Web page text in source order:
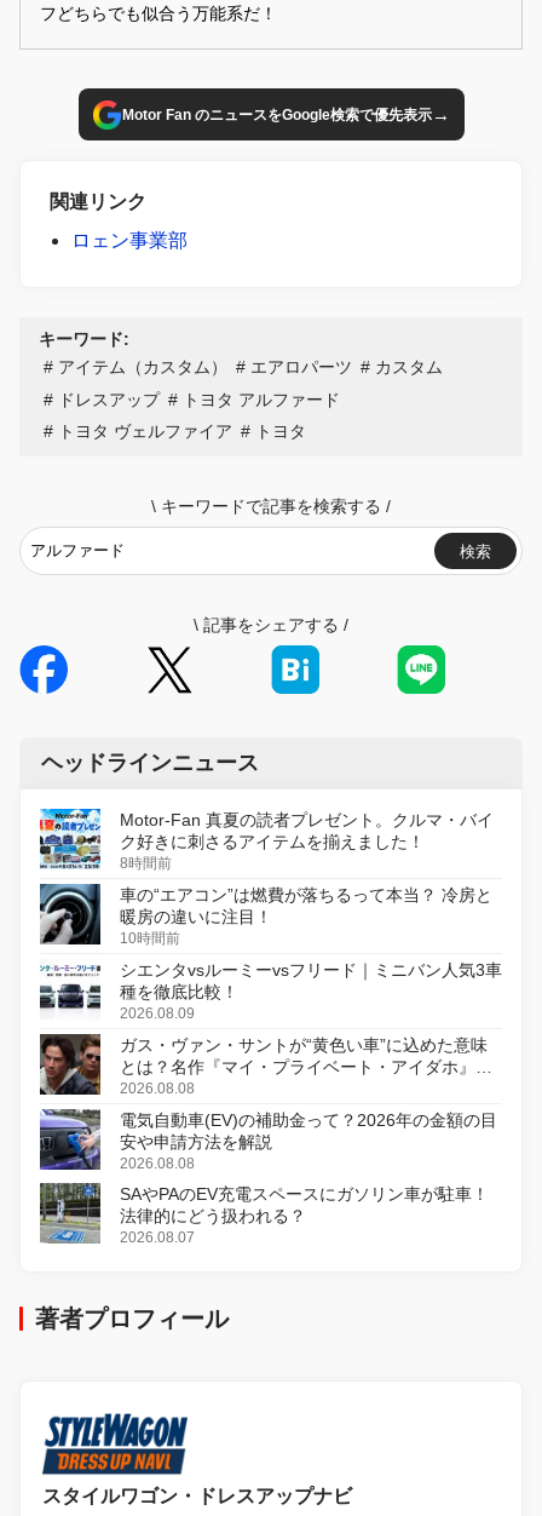
フどちらでも似合う万能系だ！
Motor Fan のニュースをGoogle検索で優先表示→
関連リンク
ロェン事業部
キーワード:
アイテム（カスタム）
エアロパーツ
カスタム
ドレスアップ
トヨタ アルファード
トヨタ ヴェルファイア
トヨタ
\ キーワードで記事を検索する /
検索
\ 記事をシェアする /
ヘッドラインニュース
Motor-Fan 真夏の読者プレゼント。クルマ・バイ
ク好きに刺さるアイテムを揃えました！
8時間前
車の“エアコン”は燃費が落ちるって本当？ 冷房と
暖房の違いに注目！
10時間前
シエンタvsルーミーvsフリード｜ミニバン人気3車
種を徹底比較！
2026.08.09
ガス・ヴァン・サントが“黄色い車”に込めた意味
とは？名作『マイ・プライベート・アイダホ』が
初のデジタルリマスター版で復活
2026.08.08
電気自動車(EV)の補助金って？2026年の金額の目
安や申請方法を解説
2026.08.08
SAやPAのEV充電スペースにガソリン車が駐車！
法律的にどう扱われる？
2026.08.07
著者プロフィール
スタイルワゴン・ドレスアップナビ